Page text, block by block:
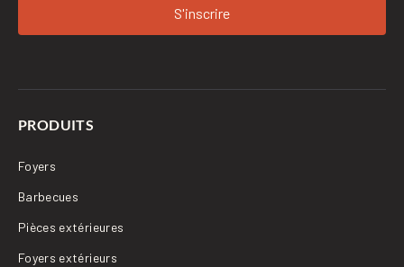
S'inscrire
PRODUITS
Foyers
Barbecues
Pièces extérieures
Foyers extérieurs